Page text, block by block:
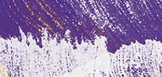
Productfoto's bewerken Sieraden